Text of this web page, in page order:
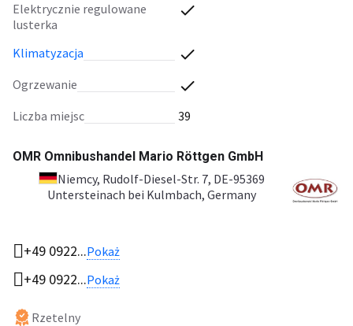
elektrycznie regulowane
lusterka
klimatyzacja
ogrzewanie
liczba miejsc
39
OMR Omnibushandel Mario Röttgen GmbH
Niemcy, Rudolf-Diesel-Str. 7, DE-95369
Untersteinach bei Kulmbach, Germany
+49 0922...Pokaż
+49 0922...Pokaż
Rzetelny